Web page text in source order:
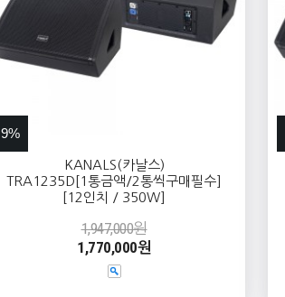
9%
KANALS(카날스)
TRA1235D[1통금액/2통씩구매필수]
[12인치 / 350W]
1,947,000원
1,770,000원